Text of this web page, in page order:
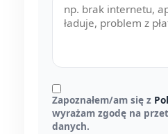
Zapoznałem/am się z
wyrażam zgodę na
danych.